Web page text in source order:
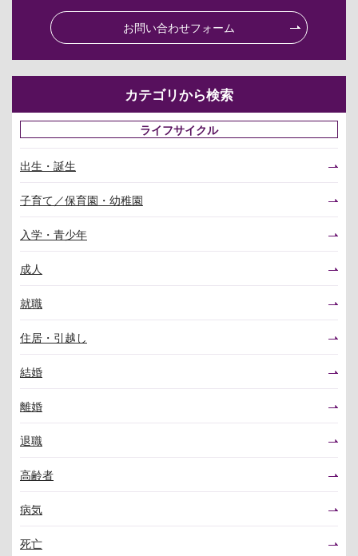
お問い合わせフォーム
カテゴリから検索
ライフサイクル
出生・誕生
子育て／保育園・幼稚園
入学・青少年
成人
就職
住居・引越し
結婚
離婚
退職
高齢者
病気
死亡